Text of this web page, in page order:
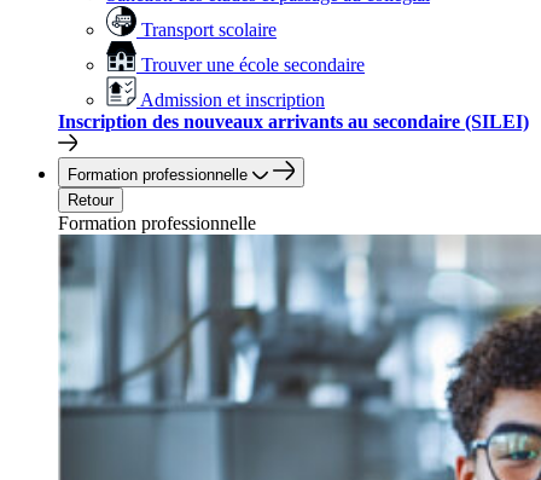
Transport scolaire
Trouver une école secondaire
Admission et inscription
Inscription des nouveaux arrivants au secondaire (SILEI)
Formation professionnelle
Retour
Formation professionnelle